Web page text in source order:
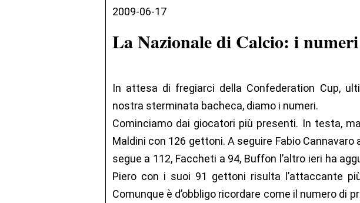
2009-06-17
La Nazionale di Calcio: i numeri
In attesa di fregiarci della Confederation Cup,
nostra sterminata bacheca, diamo i numeri.
Cominciamo dai giocatori più presenti. In testa,
Maldini con 126 gettoni. A seguire Fabio
segue a 112, Faccheti a 94, Buffon l’altro ieri ha
Piero con i suoi 91 gettoni risulta l’attaccante
Comunque è d’obbligo ricordare come il numero di